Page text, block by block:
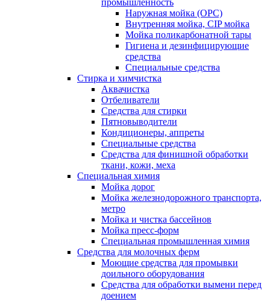
промышленность
Наружная мойка (ОРС)
Внутренняя мойка, CIP мойка
Мойка поликарбонатной тары
Гигиена и дезинфицирующие
средства
Специальные средства
Стирка и химчистка
Аквачистка
Отбеливатели
Средства для стирки
Пятновыводители
Кондиционеры, аппреты
Специальные средства
Средства для финишной обработки
ткани, кожи, меха
Специальная химия
Мойка дорог
Мойка железнодорожного транспорта,
метро
Мойка и чистка бассейнов
Мойка пресс-форм
Специальная промышленная химия
Средства для молочных ферм
Моющие средства для промывки
доильного оборудования
Средства для обработки вымени перед
доением